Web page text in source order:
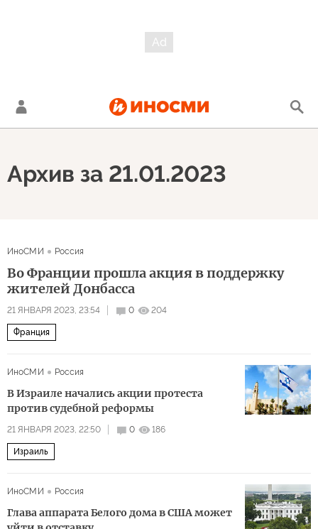
Архив за 21.01.2023
ИноСМИ Россия
Во Франции прошла акция в поддержку
жителей Донбасса
21 ЯНВАРЯ 2023, 23:54 0 204
Франция
ИноСМИ Россия
В Израиле начались акции протеста
против судебной реформы
21 ЯНВАРЯ 2023, 22:50 0 186
Израиль
ИноСМИ Россия
Глава аппарата Белого дома в США может